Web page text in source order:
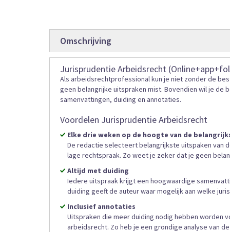
Omschrijving
Jurisprudentie Arbeidsrecht
Als arbeidsrechtprofessional kun je niet zonder de
geen belangrijke uitspraken mist. Bovendien wil je
samenvattingen, duiding en annotaties.
Voordelen Jurisprudentie Arbeidsrecht
Elke drie weken op de hoogte van de
De redactie selecteert belangrijkste uitspaken van
lage rechtspraak. Zo weet je zeker dat je geen
Altijd met duiding
Iedere uitspraak krijgt een hoogwaardige
duiding geeft de auteur waar mogelijk aan welke
Inclusief annotaties
Uitspraken die meer duiding nodig hebben worden
arbeidsrecht. Zo heb je een grondige analyse van